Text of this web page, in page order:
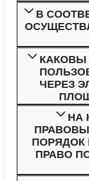
В
КАКОВЫ
ЧЕРЕЗ
НА
ПОРЯДОК
ПРАВО